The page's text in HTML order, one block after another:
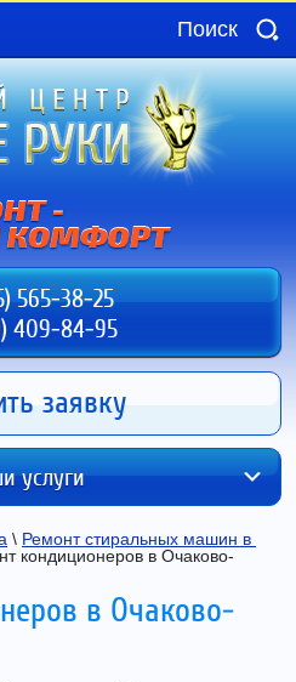
565-38-25
409-84-95
заявку
услуги
\ Ремонт стиральных машин в
кондиционеров в Очаково-
в Очаково-